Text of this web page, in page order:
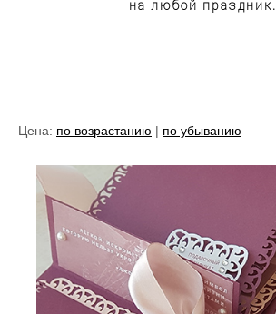
на любой праздник.
Цена: по возрастанию | по убыванию